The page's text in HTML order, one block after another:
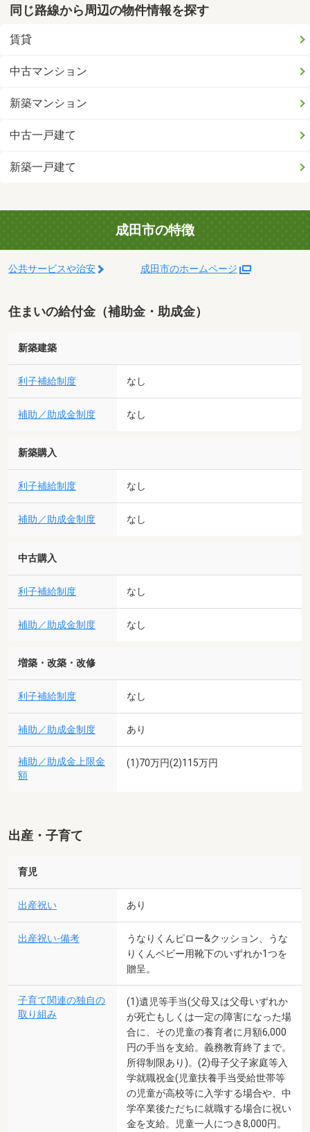
同じ路線から周辺の物件情報を探す
賃貸
中古マンション
新築マンション
中古一戸建て
新築一戸建て
成田市の特徴
公共サービスや治安 成田市のホームページ
住まいの給付金（補助金・助成金）
新築建築
利子補給制度 なし
補助／助成金制度 なし
新築購入
利子補給制度 なし
補助／助成金制度 なし
中古購入
利子補給制度 なし
補助／助成金制度 なし
増築・改築・改修
利子補給制度 なし
補助／助成金制度 あり
補助／助成金上限金
額
(1)70万円(2)115万円
出産・子育て
育児
出産祝い あり
出産祝い-備考
うなりくんピロー&クッション、うな
りくんベビー用靴下のいずれか1つを
贈呈。
子育て関連の独自の
取り組み
(1)遺児等手当(父母又は父母いずれか
が死亡もしくは一定の障害になった場
合に、その児童の養育者に月額6,000
円の手当を支給。義務教育終了まで。
所得制限あり)。(2)母子父子家庭等入
学就職祝金(児童扶養手当受給世帯等
の児童が高校等に入学する場合や、中
学卒業後ただちに就職する場合に祝い
金を支給。児童一人につき8,000円。